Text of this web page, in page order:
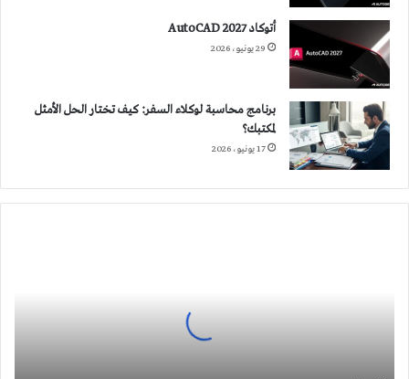
أتوكاد 2027 AutoCAD
29 يونيو، 2026
برنامج محاسبة لوكلاء السفر: كيف تختار الحل الأمثل
لمكتبك؟
17 يونيو، 2026